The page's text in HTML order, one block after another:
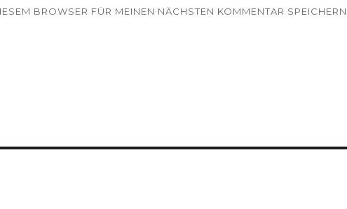
BROWSER FÜR MEINEN NÄCHSTEN KOMMENTAR